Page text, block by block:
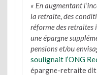
« En augmentant
la retraite, des
réforme des retraites
une épargne
pensions et/ou
soulignait l’ONG
épargne-retraite dit